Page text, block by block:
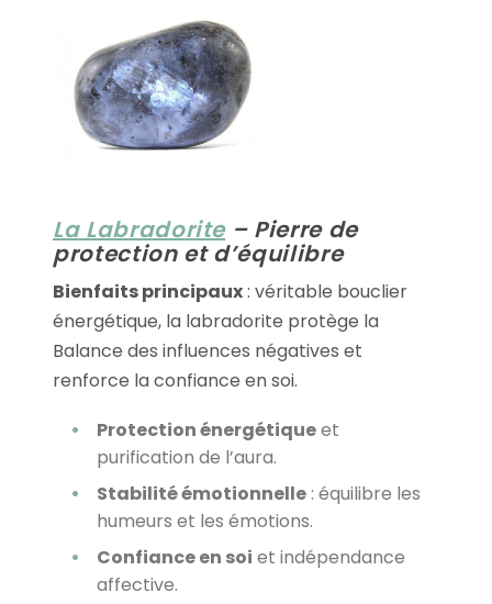
La Labradorite– Pierre de
protection et d’équilibre
Bienfaits principaux: véritable bouclier
énergétique, la labradorite protège la
Balance des influences négatives et
renforce la confiance en soi.
Protection énergétiqueet
purification de l’aura.
Stabilité émotionnelle : équilibre les
humeurs et les émotions.
Confiance en soi et indépendance
affective.